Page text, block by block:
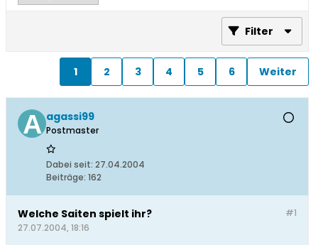
Filter
1 2 3 4 5 6 Weiter
agassi99
Postmaster
Dabei seit: 27.04.2004
Beiträge: 162
#1
Welche Saiten spielt ihr?
27.07.2004, 18:16